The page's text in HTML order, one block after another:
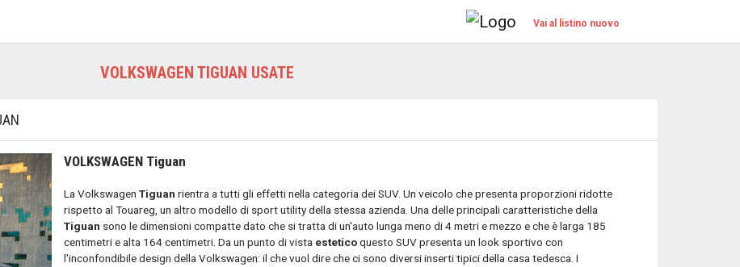
Vai al listino nuovo
VOLKSWAGEN TIGUAN USATE
VOLKSWAGEN Tiguan
La VolkswagenTiguan rientra a tutti gli effetti nella categoria dei SUV. Un veicolo che presenta proporzioni ridotte
rispetto al Touareg, un altro modello di sport utility della stessa azienda. Una delle principali caratteristiche della
Tiguan sono le dimensioni compatte dato che si tratta di un'auto lunga meno di 4 metri e mezzo e che è larga 185
centimetri e alta 164 centimetri. Da un punto di vista esteticoquesto SUV presenta un look sportivo con
l'inconfondibile design della Volkswagen: il che vuol dire che ci sono diversi inserti tipici della casa tedesca. I